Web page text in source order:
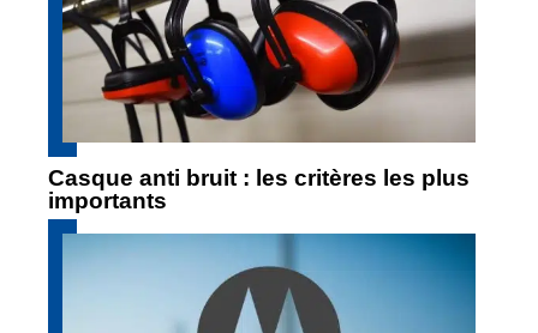
Casque anti bruit : les critères les plus
importants